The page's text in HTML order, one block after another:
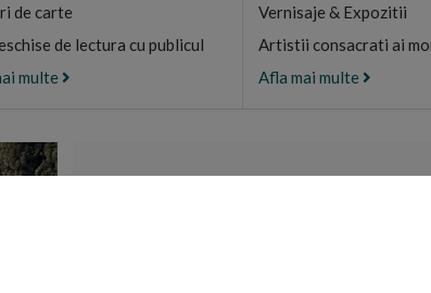
de carte
de lectura cu publicul
multe
Vernisaje & Expozitii
Artistii consacrati ai
Afla mai multe
CAMARA